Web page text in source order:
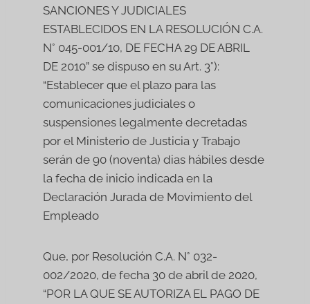
SANCIONES Y JUDICIALES
ESTABLECIDOS EN LA RESOLUCIÓN C.A.
N° 045-001/10, DE FECHA 29 DE ABRIL
DE 2010” se dispuso en su Art. 3°):
“Establecer que el plazo para las
comunicaciones judiciales o
suspensiones legalmente decretadas
por el Ministerio de Justicia y Trabajo
serán de 90 (noventa) dias hábiles desde
la fecha de inicio indicada en la
Declaración Jurada de Movimiento del
Empleado
Que, por Resolución C.A. N° 032-
002/2020, de fecha 30 de abril de 2020,
“POR LA QUE SE AUTORIZA EL PAGO DE